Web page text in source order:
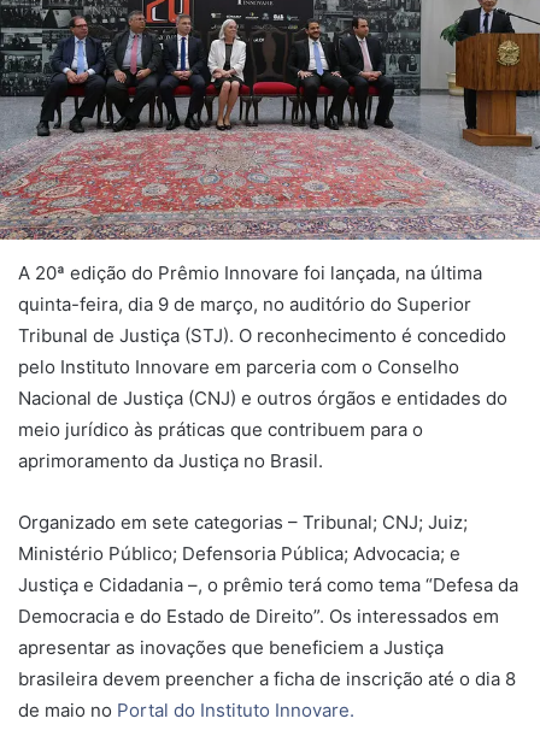
A 20ª edição do Prêmio Innovare foi lançada, na última
quinta-feira, dia 9 de março, no auditório do Superior
Tribunal de Justiça (STJ). O reconhecimento é concedido
pelo Instituto Innovare em parceria com o Conselho
Nacional de Justiça (CNJ) e outros órgãos e entidades do
meio jurídico às práticas que contribuem para o
aprimoramento da Justiça no Brasil.
Organizado em sete categorias – Tribunal; CNJ; Juiz;
Ministério Público; Defensoria Pública; Advocacia; e
Justiça e Cidadania –, o prêmio terá como tema “Defesa da
Democracia e do Estado de Direito”. Os interessados em
apresentar as inovações que beneficiem a Justiça
brasileira devem preencher a ficha de inscrição até o dia 8
de maio no Portal do Instituto Innovare.